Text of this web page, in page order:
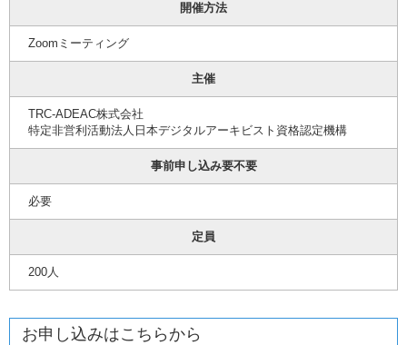
開催方法
Zoomミーティング
主催
TRC-ADEAC株式会社
特定非営利活動法人日本デジタルアーキビスト資格認定機構
事前申し込み要不要
必要
定員
200人
お申し込みはこちらから